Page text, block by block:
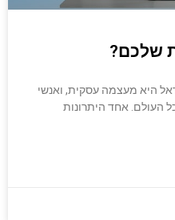
שלכם?
היא מעצמה עסקית, ואנשי
העולם. אחד היתרונות